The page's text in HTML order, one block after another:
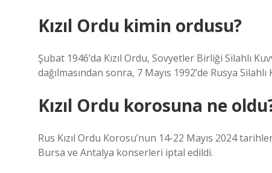
Kızıl Ordu kimin ordusu?
Şubat 1946’da Kızıl Ordu, Sovyetler Birliği Silahlı
dağılmasından sonra, 7 Mayıs 1992’de Rusya
Kızıl Ordu korosuna ne
Rus Kızıl Ordu Korosu’nun 14-22 Mayıs 2024
Bursa ve Antalya konserleri iptal edildi.